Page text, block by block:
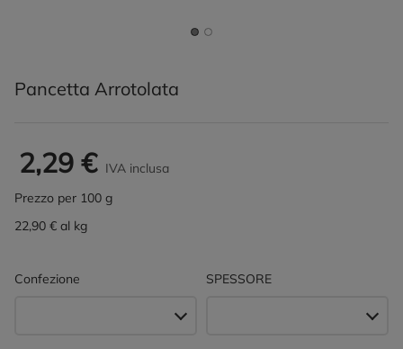
Pancetta Arrotolata
2,29 € IVA inclusa
Prezzo per 100 g
22,90 € al kg
Confezione SPESSORE